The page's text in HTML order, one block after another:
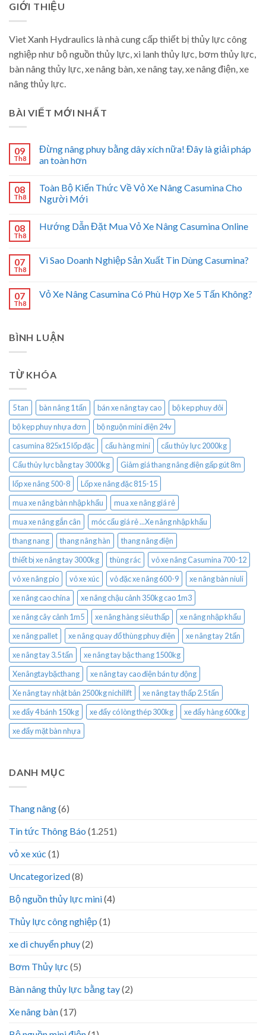
GIỚI THIỆU
Viet Xanh Hydraulics là nhà cung cấp thiết bị thủy lực công
nghiệp như bộ nguồn thủy lực, xi lanh thủy lực, bơm thủy lực,
bàn nâng thủy lực, xe nâng bàn, xe nâng tay, xe nâng điện, xe
nâng thủy lực.
BÀI VIẾT MỚI NHẤT
09
Th8
Đừng nâng phuy bằng dây xích nữa! Đây là giải pháp
an toàn hơn
08
Th8
Toàn Bộ Kiến Thức Về Vỏ Xe Nâng Casumina Cho
Người Mới
08
Th8
Hướng Dẫn Đặt Mua Vỏ Xe Nâng Casumina Online
07
Th8
Vì Sao Doanh Nghiệp Sản Xuất Tin Dùng Casumina?
07
Th8
Vỏ Xe Nâng Casumina Có Phù Hợp Xe 5 Tấn Không?
BÌNH LUẬN
TỪ KHÓA
5 tan bàn nâng 1 tấn bán xe nâng tay cao
bộ kep phuy đôi
bộ kẹp phuy nhựa đơn
bộ nguộn mini điện 24v
casumina 825x15 lốp đặc
cẩu hàng mini
cẩu thủy lực 2000kg
Cẩu thủy lực bằng tay 3000kg
Giảm giá thang nâng điện gấp gút 8m
lốp xe nâng 500-8
Lốp xe nâng đặc 815-15
mua xe nâng bàn nhập khẩu
mua xe nâng giá rẻ
mua xe nâng gắn cân
móc cẩu giá rẻ ...Xe nâng nhập khẩu
thang nang
thang nâng hàn
thang nâng điện
thiết bị xe nâng tay 3000kg
thùng rác
vỏ xe nâng Casumina 700-12
vỏ xe nâng pio
vỏ xe xúc vỏ đặc xe nâng 600-9
xe nâng bàn niuli
xe nâng cao china
xe nâng chậu cảnh 350kg cao 1m3
xe nâng cây cảnh 1m5
xe nâng hàng siêu thấp
xe nâng nhập khẩu
xe nâng pallet
xe nâng quay đổ thùng phuy điện
xe nâng tay 2 tấn
xe nâng tay 3.5 tấn
xe nâng tay bậc thang 1500kg
Xenângtaybặcthang
xe nâng tay cao điện bán tự động
Xe nâng tay nhật bản 2500kg nichilift
xe nâng tay thấp 2.5 tấn
xe đẩy 4 bánh 150kg
xe đẩy có lòng thép 300kg
xe đẩy hàng 600kg
xe đẩy mặt bàn nhựa
DANH MỤC
Thang nâng(6)
Tin tức Thông Báo (1.251)
vỏ xe xúc (1)
Uncategorized(8)
Bộ nguồn thủy lực mini(4)
Thủy lực công nghiệp (1)
xe di chuyển phuy(2)
Bơm Thủy lực (5)
Bàn nâng thủy lực bằng tay(2)
Xe nâng bàn(17)